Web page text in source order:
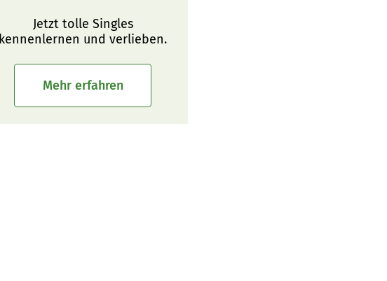
Jetzt tolle Singles
kennenlernen und verlieben.
Mehr erfahren